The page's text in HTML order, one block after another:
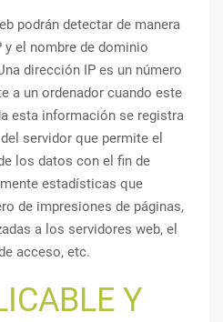
podrán detectar de manera
el nombre de dominio
dirección IP es un número
a un ordenador cuando este
esta información se registra
servidor que permite el
los datos con el fin de
estadísticas que
de impresiones de páginas,
a los servidores web, el
acceso, etc.
Y